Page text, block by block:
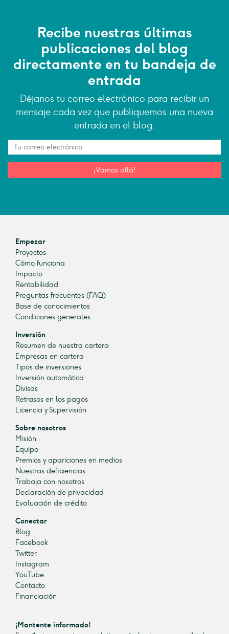
Recibe nuestras últimas
publicaciones del blog
directamente en tu bandeja de
entrada
Déjanos tu correo electrónico para recibir un
mensaje cada vez que publiquemos una nueva
entrada en el blog.
¡Vamos allá!
Empezar
Proyectos
Cómo funciona
Impacto
Rentabilidad
Preguntas frecuentes (FAQ)
Base de conocimientos
Condiciones generales
Inversión
Resumen de nuestra cartera
Empresas en cartera
Tipos de inversiones
Inversión automática
Divisas
Retrasos en los pagos
Licencia y Supervisión
Sobre nosotros
Misión
Equipo
Premios y apariciones en medios
Nuestras deficiencias
Trabaja con nosotros
Declaración de privacidad
Evaluación de crédito
Conectar
Blog
Facebook
Twitter
Instagram
YouTube
Contacto
Financiación
¡Mantente informado!